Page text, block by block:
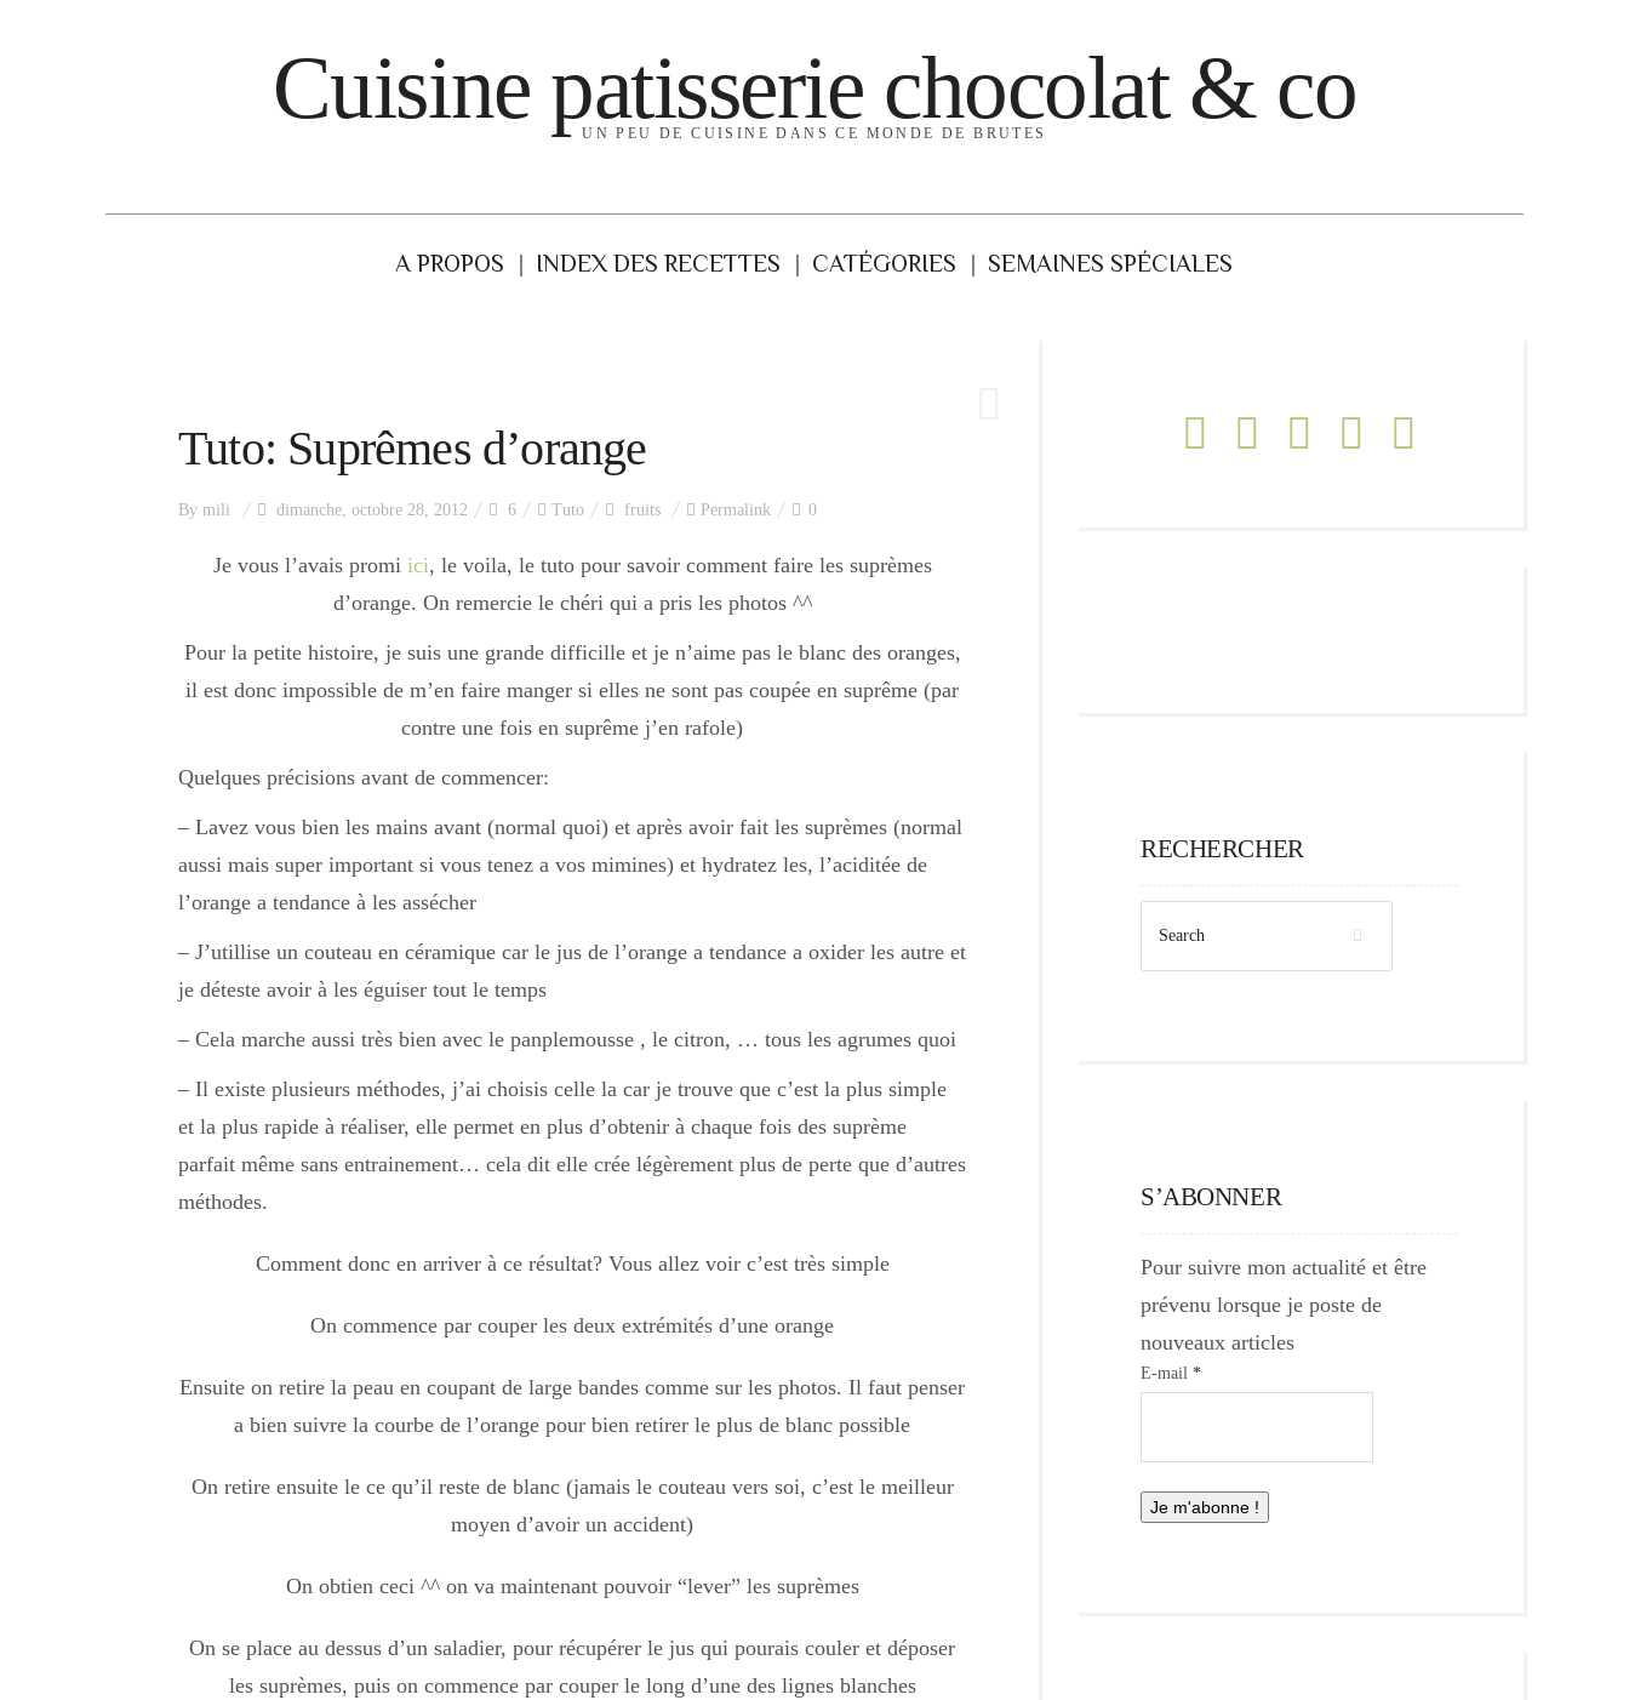
Cuisine patisserie chocolat & co
UN PEU DE CUISINE DANS CE MONDE DE BRUTES
A PROPOS INDEX DES RECETTES CATÉGORIES SEMAINES SPÉCIALES
Tuto: Suprêmes d’orange
By mili dimanche, octobre 28, 2012 6 Tuto fruits Permalink 0
Je vous l’avais promiici, le voila, le tuto pour savoir comment faire les suprèmes
d’orange. On remercie le chéri qui a pris les photos ^^
Pour la petite histoire, je suis une grande difficille et je n’aime pas le blanc des oranges,
il est donc impossible de m’en faire manger si elles ne sont pas coupée en suprême (par
contre une fois en suprême j’en rafole)
Quelques précisions avant de commencer:
– Lavez vous bien les mains avant (normal quoi) et après avoir fait les suprèmes (normal
aussi mais super important si vous tenez a vos mimines) et hydratez les, l’aciditée de
l’orange a tendance à les assécher
– J’utillise un couteau en céramique car le jus de l’orange a tendance a oxider les autre et
je déteste avoir à les éguiser tout le temps
– Cela marche aussi très bien avec le panplemousse , le citron, … tous les agrumes quoi
– Il existe plusieurs méthodes, j’ai choisis celle la car je trouve que c’est la plus simple
et la plus rapide à réaliser, elle permet en plus d’obtenir à chaque fois des suprème
parfait même sans entrainement… cela dit elle crée légèrement plus de perte que d’autres
méthodes.
Comment donc en arriver à ce résultat? Vous allez voir c’est très simple
On commence par couper les deux extrémités d’une orange
Ensuite on retire la peau en coupant de large bandes comme sur les photos. Il faut penser
a bien suivre la courbe de l’orange pour bien retirer le plus de blanc possible
On retire ensuite le ce qu’il reste de blanc (jamais le couteau vers soi, c’est le meilleur
moyen d’avoir un accident)
On obtien ceci ^^ on va maintenant pouvoir “lever” les suprèmes
On se place au dessus d’un saladier, pour récupérer le jus qui pourais couler et déposer
les suprèmes, puis on commence par couper le long d’une des lignes blanches
RECHERCHER
S’ABONNER
Pour suivre mon actualité et être
prévenu lorsque je poste de
nouveaux articles
E-mail *